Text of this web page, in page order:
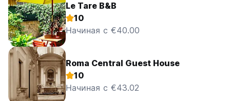
Le Tare B&B
10
Начиная с €40.00
Roma Central Guest House
10
Начиная с €43.02